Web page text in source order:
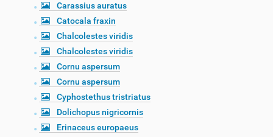
Carassius auratus
Catocala fraxin
Chalcolestes viridis
Chalcolestes viridis
Cornu aspersum
Cornu aspersum
Cyphostethus tristriatus
Dolichopus nigricornis
Erinaceus europaeus